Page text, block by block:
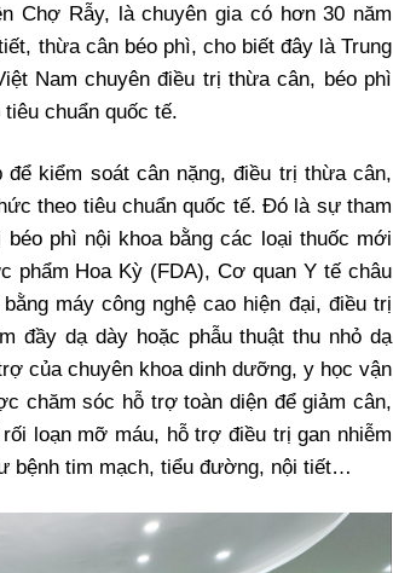
Chợ Rẫy, là chuyên gia có hơn 30 năm
thừa cân béo phì, cho biết đây là Trung
Nam chuyên điều trị thừa cân, béo phì
chuẩn quốc tế.
kiểm soát cân nặng, điều trị thừa cân,
theo tiêu chuẩn quốc tế. Đó là sự tham
phì nội khoa bằng các loại thuốc mới
phẩm Hoa Kỳ (FDA), Cơ quan Y tế châu
máy công nghệ cao hiện đại, điều trị
đầy dạ dày hoặc phẫu thuật thu nhỏ dạ
của chuyên khoa dinh dưỡng, y học vận
chăm sóc hỗ trợ toàn diện để giảm cân,
loạn mỡ máu, hỗ trợ điều trị gan nhiễm
bệnh tim mạch, tiểu đường, nội tiết…